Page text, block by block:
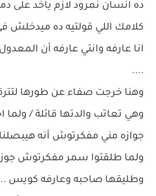
ده انسان نمرود لازم ياخد على
كلامك اللي قولتيه ده ميدخلش
انا عارفه وانتي عارفه أن
....
وهنا خرجت صفاء عن طورها
وهي تعاتب والدتها قائلة / ولما
جوازه مني مفكرتوش أنه
ولما طلقتوا سمر مفكرتوش
وطليقها صاحبه وعارفه كويس